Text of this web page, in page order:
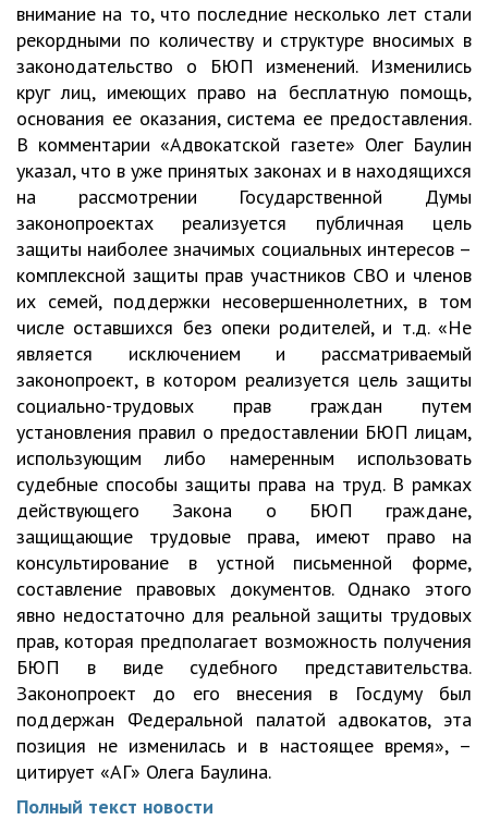
внимание на то, что последние несколько лет стали
рекордными по количеству и структуре вносимых в
законодательство о БЮП изменений. Изменились
круг лиц, имеющих право на бесплатную помощь,
основания ее оказания, система ее предоставления.
В комментарии «Адвокатской газете» Олег Баулин
указал, что в уже принятых законах и в находящихся
на рассмотрении Государственной Думы
законопроектах реализуется публичная цель
защиты наиболее значимых социальных интересов –
комплексной защиты прав участников СВО и членов
их семей, поддержки несовершеннолетних, в том
числе оставшихся без опеки родителей, и т.д. «Не
является исключением и рассматриваемый
законопроект, в котором реализуется цель защиты
социально-трудовых прав граждан путем
установления правил о предоставлении БЮП лицам,
использующим либо намеренным использовать
судебные способы защиты права на труд. В рамках
действующего Закона о БЮП граждане,
защищающие трудовые права, имеют право на
консультирование в устной письменной форме,
составление правовых документов. Однако этого
явно недостаточно для реальной защиты трудовых
прав, которая предполагает возможность получения
БЮП в виде судебного представительства.
Законопроект до его внесения в Госдуму был
поддержан Федеральной палатой адвокатов, эта
позиция не изменилась и в настоящее время», –
цитирует «АГ» Олега Баулина.
Полный текст новости